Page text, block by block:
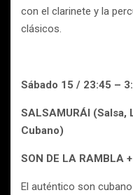
con el clarinete y la
clásicos.
Sábado 15 / 23:45 –
SALSAMURÁI (Salsa,
Cubano)
SON DE LA RAMBLA
El auténtico son